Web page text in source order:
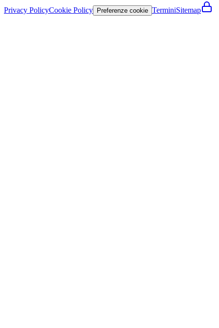
Privacy PolicyCookie Policy Preferenze cookie TerminiSitemap